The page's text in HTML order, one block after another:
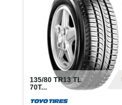
135/80 TR13 TL
70T...